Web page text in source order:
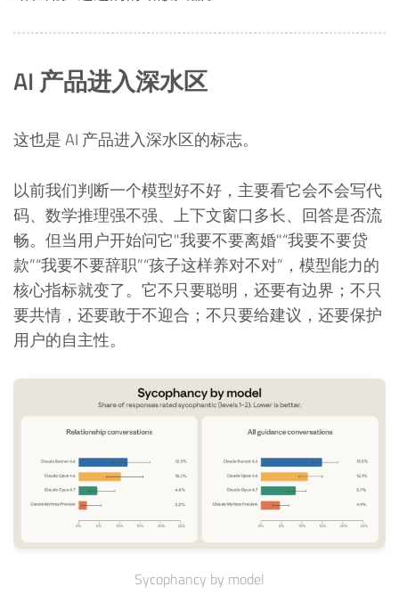
AI 产品进入深水区
这也是 AI 产品进入深水区的标志。
以前我们判断一个模型好不好，主要看它会不会写代
码、数学推理强不强、上下文窗口多长、回答是否流
畅。但当用户开始问它"我要不要离婚"“我要不要贷
款”“我要不要辞职”“孩子这样养对不对”，模型能力的
核心指标就变了。它不只要聪明，还要有边界；不只
要共情，还要敢于不迎合；不只要给建议，还要保护
用户的自主性。
Sycophancy by model